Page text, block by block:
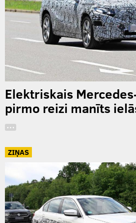
Elektriskais
pirmo reizi manīts
…
ZIŅAS